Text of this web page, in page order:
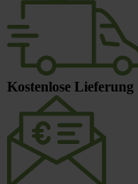
Kostenlose Lieferung